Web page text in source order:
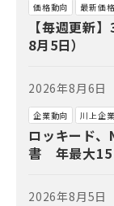
価格動向 最新価格
【毎週更新
8月5日）
2026年8月6日
企業動向 川上企業
ロッキード
書 年最大15
2026年8月5日